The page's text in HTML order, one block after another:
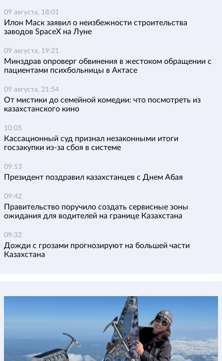
09 августа, 18:01
Илон Маск заявил о неизбежности строительства
заводов SpaceX на Луне
09 августа, 19:21
Минздрав опроверг обвинения в жестоком обращении с
пациентами психбольницы в Актасе
09 августа, 21:54
От мистики до семейной комедии: что посмотреть из
казахстанского кино
10:05
Кассационный суд признал незаконными итоги
госзакупки из-за сбоя в системе
09:13
Президент поздравил казахстанцев с Днем Абая
09:42
Правительство поручило создать сервисные зоны
ожидания для водителей на границе Казахстана
09:32
Дожди с грозами прогнозируют на большей части
Казахстана